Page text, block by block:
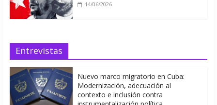
14/06/2026
Entrevistas
Nuevo marco migratorio en Cuba:
Modernización, adecuación al
contexto e inclusión contra